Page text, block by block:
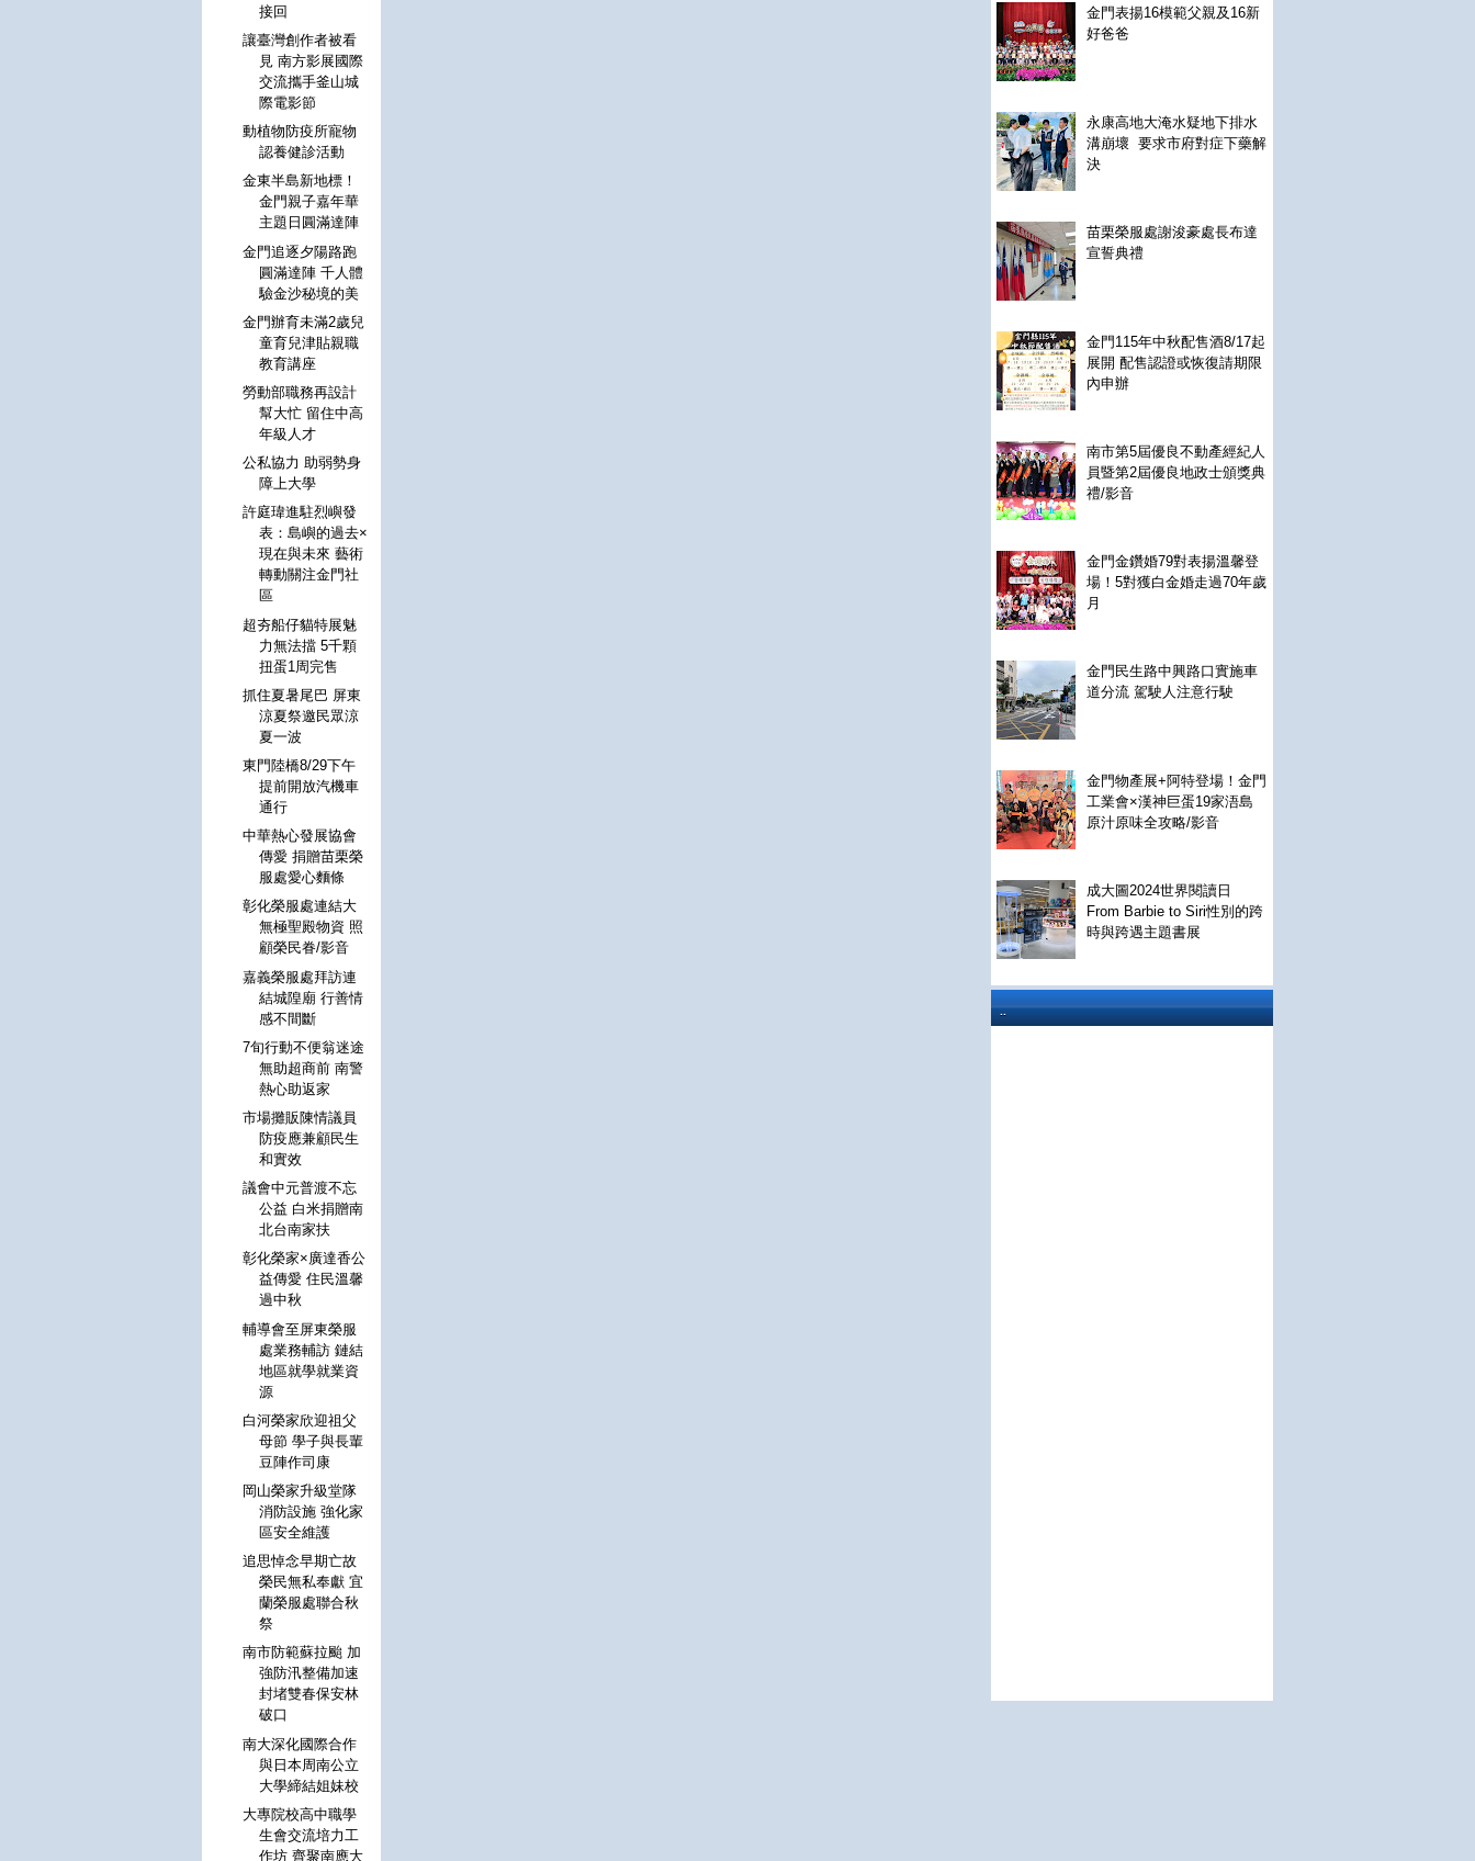
金門表揚16模範父親及16新
好爸爸
永康高地大淹水疑地下排水
溝崩壞 要求市府對症下藥解
決
苗栗榮服處謝浚豪處長布達
宣誓典禮
金門115年中秋配售酒8/17起
展開 配售認證或恢復請期限
內申辦
南市第5屆優良不動產經紀人
員暨第2屆優良地政士頒獎典
禮/影音
金門金鑽婚79對表揚溫馨登
場！5對獲白金婚走過70年歲
月
金門民生路中興路口實施車
道分流 駕駛人注意行駛
金門物產展+阿特登場！金門
工業會×漢神巨蛋19家浯島
原汁原味全攻略/影音
成大圖2024世界閱讀日
From Barbie to Siri性別的跨
時與跨遇主題書展
..
接回
讓臺灣創作者被看
見 南方影展國際
交流攜手釜山城
際電影節
動植物防疫所寵物
認養健診活動
金東半島新地標！
金門親子嘉年華
主題日圓滿達陣
金門追逐夕陽路跑
圓滿達陣 千人體
驗金沙秘境的美
金門辦育未滿2歲兒
童育兒津貼親職
教育講座
勞動部職務再設計
幫大忙 留住中高
年級人才
公私協力 助弱勢身
障上大學
許庭瑋進駐烈嶼發
表：島嶼的過去×
現在與未來 藝術
轉動關注金門社
區
超夯船仔貓特展魅
力無法擋 5千顆
扭蛋1周完售
抓住夏暑尾巴 屏東
涼夏祭邀民眾涼
夏一波
東門陸橋8/29下午
提前開放汽機車
通行
中華熱心發展協會
傳愛 捐贈苗栗榮
服處愛心麵條
彰化榮服處連結大
無極聖殿物資 照
顧榮民眷/影音
嘉義榮服處拜訪連
結城隍廟 行善情
感不間斷
7旬行動不便翁迷途
無助超商前 南警
熱心助返家
市場攤販陳情議員
防疫應兼顧民生
和實效
議會中元普渡不忘
公益 白米捐贈南
北台南家扶
彰化榮家×廣達香公
益傳愛 住民溫馨
過中秋
輔導會至屏東榮服
處業務輔訪 鏈結
地區就學就業資
源
白河榮家欣迎祖父
母節 學子與長輩
豆陣作司康
岡山榮家升級堂隊
消防設施 強化家
區安全維護
追思悼念早期亡故
榮民無私奉獻 宜
蘭榮服處聯合秋
祭
南市防範蘇拉颱 加
強防汛整備加速
封堵雙春保安林
破口
南大深化國際合作
與日本周南公立
大學締結姐妹校
大專院校高中職學
生會交流培力工
作坊 齊聚南應大